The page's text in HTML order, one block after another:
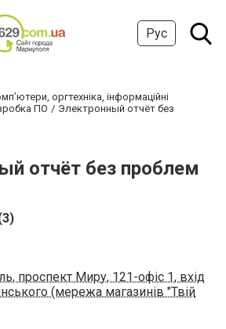
Рус
оргтехніка, інформаційні
ПО
Электронный отчёт без
отчёт без проблем
проспект Миру, 121-офіс 1, вхід
(мережа магазинів "Твій